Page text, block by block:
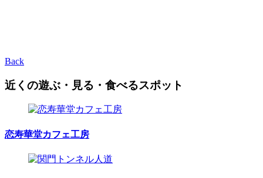
Back
近くの遊ぶ・見る・食べるスポット
恋寿華堂カフェ工房